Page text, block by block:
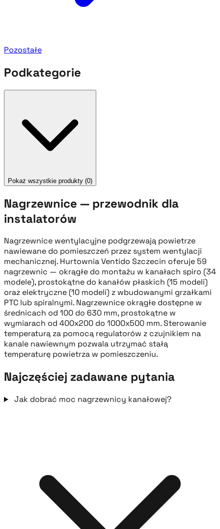
Pozostałe
Podkategorie
Pokaż wszystkie produkty (0)
Nagrzewnice — przewodnik dla
instalatorów
Nagrzewnice wentylacyjne podgrzewają powietrze
nawiewane do pomieszczeń przez system wentylacji
mechanicznej. Hurtownia Ventido Szczecin oferuje 59
nagrzewnic — okrągłe do montażu w kanałach spiro (34
modele), prostokątne do kanałów płaskich (15 modeli)
oraz elektryczne (10 modeli) z wbudowanymi grzałkami
PTC lub spiralnymi. Nagrzewnice okrągłe dostępne w
średnicach od 100 do 630 mm, prostokątne w
wymiarach od 400x200 do 1000x500 mm. Sterowanie
temperaturą za pomocą regulatorów z czujnikiem na
kanale nawiewnym pozwala utrzymać stałą
temperaturę powietrza w pomieszczeniu.
Najczęściej zadawane pytania
Jak dobrać moc nagrzewnicy kanałowej?